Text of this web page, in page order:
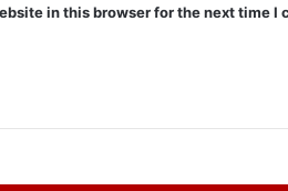
in this browser for the next time I